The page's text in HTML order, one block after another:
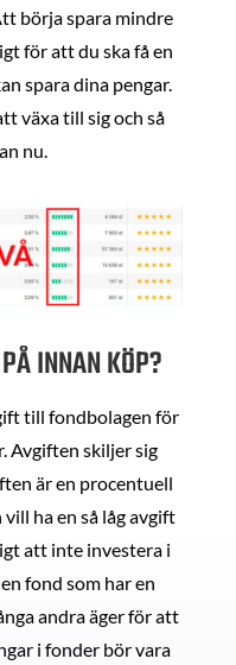
börja spara mindre
för att du ska få en
spara dina pengar.
växa till sig och så
nu.
INNAN KÖP?
till fondbolagen för
Avgiften skiljer sig
är en procentuell
ha en så låg avgift
att inte investera i
fond som har en
andra äger för att
i fonder bör vara